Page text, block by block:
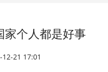
个人都是好事
21 17:01